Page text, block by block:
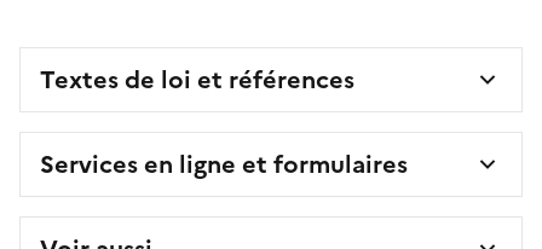
Textes de loi et références
Services en ligne et formulaires